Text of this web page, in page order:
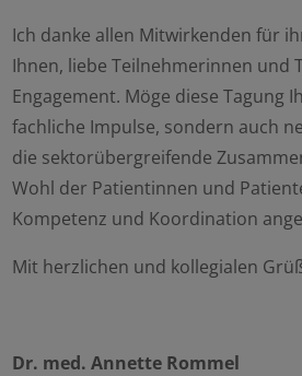
Ich danke allen Mitwirkenden für
Ihnen, liebe Teilnehmerinnen und
Engagement. Möge diese Tagung
fachliche Impulse, sondern auch
die sektorübergreifende
Wohl der Patientinnen und
Kompetenz und Koordination
Mit herzlichen und kollegialen
Dr. med. Annette Rommel
Notwendige Cookies
Statistisch
Externer Inhalt
Alle
Speichern